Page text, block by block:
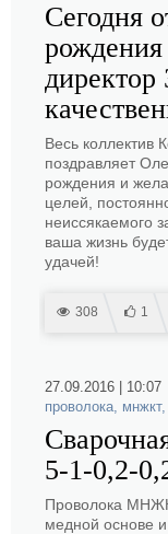
Сегодня
Весь коллектив
поздравляет
рождения и
целей,
неиссякаемого
ваша жизнь
удачей!
308 1
27.09.2016 |
проволока, мнжкт,
5-1-0,2-
Проволока
медной основе